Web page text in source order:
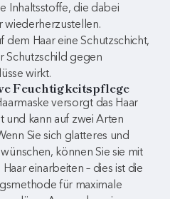
Inhaltsstoffe, die dabei
wiederherzustellen.
Haar eine Schutzschicht,
Schutzschild gegen
wirkt.
Feuchtigkeitspflege
versorgt das Haar
und kann auf zwei Arten
Sie sich glatteres und
können Sie sie mit
einarbeiten – dies ist die
für maximale